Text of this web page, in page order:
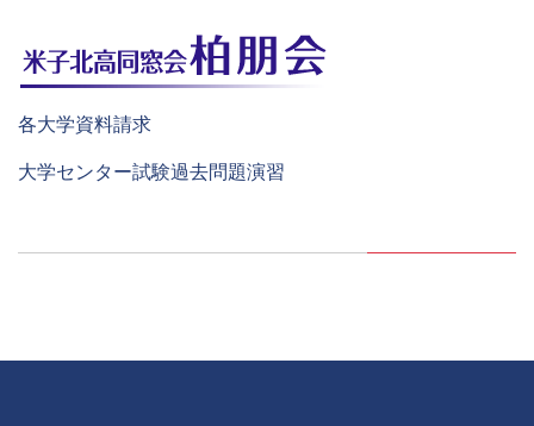
各大学資料請求
大学センター試験過去問題演習